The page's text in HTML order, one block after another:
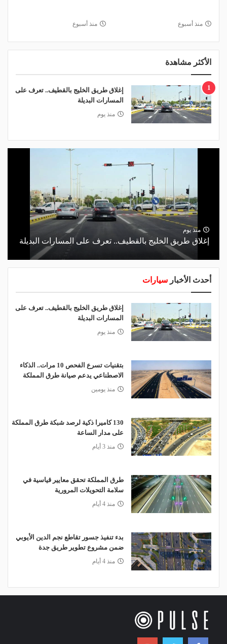
منذ أسبوع منذ أسبوع
الأكثر مشاهدة
1
إغلاق طريق الخليج بالقطيف.. تعرف على
المسارات البديلة
منذ يوم
منذ يوم
إغلاق طريق الخليج بالقطيف.. تعرف على المسارات البديلة
أحدث الأخبار سيارات
إغلاق طريق الخليج بالقطيف.. تعرف على
المسارات البديلة
منذ يوم
بتقنيات تسرع الفحص 10 مرات.. الذكاء
الاصطناعي يدعم صيانة طرق المملكة
منذ يومين
130 كاميرا ذكية لرصد شبكة طرق المملكة
على مدار الساعة
منذ 3 أيام
طرق المملكة تحقق معايير قياسية في
سلامة التحويلات المرورية
منذ 4 أيام
بدء تنفيذ جسور تقاطع نجم الدين الأيوبي
ضمن مشروع تطوير طريق جدة
منذ 4 أيام